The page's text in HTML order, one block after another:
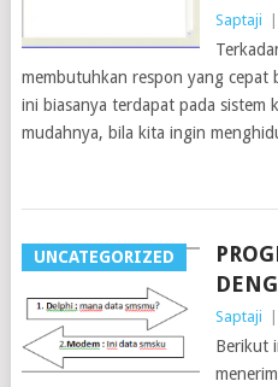
Saptaji
membutuhkan respon yang cepat
ini biasanya terdapat pada sistem
mudahnya, bila kita ingin
UNCATEGORIZED
Saptaji
Berikut